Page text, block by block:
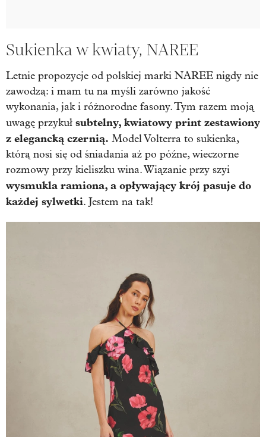
Sukienka w kwiaty, NAREE
Letnie propozycje od polskiej marki NAREE nigdy nie
zawodzą: i mam tu na myśli zarówno jakość
wykonania, jak i różnorodne fasony. Tym razem moją
uwagę przykuł subtelny, kwiatowy print zestawiony
z elegancką czernią. Model Volterra to sukienka,
którą nosi się od śniadania aż po późne, wieczorne
rozmowy przy kieliszku wina. Wiązanie przy szyi
wysmukla ramiona, a opływający krój pasuje do
każdej sylwetki. Jestem na tak!